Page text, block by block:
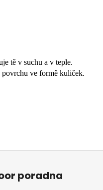
tě v suchu a v teple.
povrchu ve formě kuliček.
poradna